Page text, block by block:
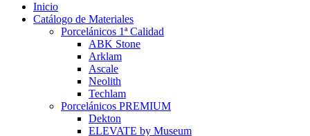
Inicio
Catálogo de Materiales
Porcelánicos 1ª Calidad
ABK Stone
Arklam
Ascale
Neolith
Techlam
Porcelánicos PREMIUM
Dekton
ELEVATE by Museum